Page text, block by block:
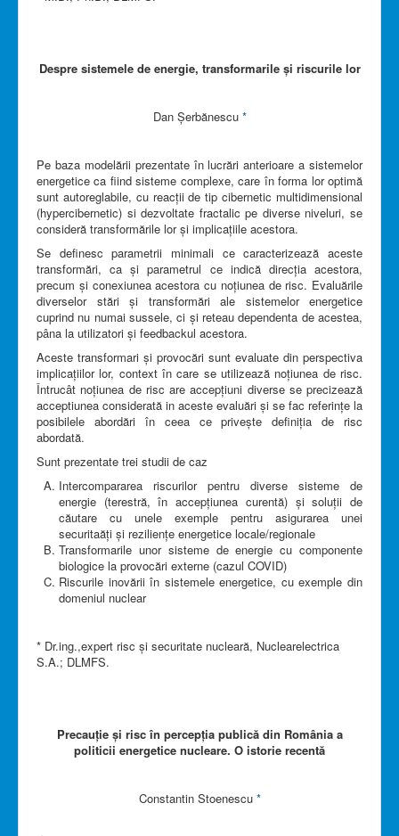
Despre sistemele de energie, transformarile și riscurile lor
Dan Șerbănescu *
Pe baza modelării prezentate în lucrări anterioare a sistemelor
energetice ca fiind sisteme complexe, care în forma lor optimă
sunt autoreglabile, cu reacții de tip cibernetic multidimensional
(hypercibernetic) si dezvoltate fractalic pe diverse niveluri, se
consideră transformările lor și implicațiile acestora.
Se definesc parametrii minimali ce caracterizează aceste
transformări, ca și parametrul ce indică direcția acestora,
precum și conexiunea acestora cu noțiunea de risc. Evaluările
diverselor stări și transformări ale sistemelor energetice
cuprind nu numai sussele, ci și reteau dependenta de acestea,
pâna la utilizatori și feedbackul acestora.
Aceste transformari și provocări sunt evaluate din perspectiva
implicațiilor lor, context în care se utilizează noțiunea de risc.
Întrucât noțiunea de risc are accepțiuni diverse se precizează
acceptiunea considerată in aceste evaluări și se fac referințe la
posibilele abordări în ceea ce privește definiția de risc
abordată.
Sunt prezentate trei studii de caz
Intercompararea riscurilor pentru diverse sisteme de
energie (terestră, în accepțiunea curentă) și soluții de
căutare cu unele exemple pentru asigurarea unei
securitaăți și reziliențe energetice locale/regionale
Transformarile unor sisteme de energie cu componente
biologice la provocări externe (cazul COVID)
Riscurile inovării în sistemele energetice, cu exemple din
domeniul nuclear
* Dr.ing.,expert risc și securitate nucleară, Nuclearelectrica
S.A.; DLMFS.
Precauție și risc în percepția publică din România a
politicii energetice nucleare. O istorie recentă
Constantin Stoenescu *